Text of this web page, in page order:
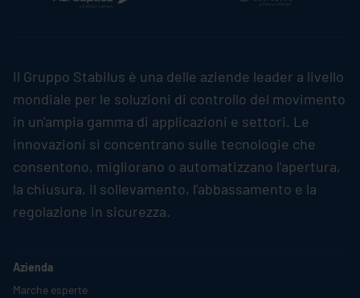
Il Gruppo Stabilus è una delle aziende leader a livello
mondiale per le soluzioni di controllo del movimento
in un'ampia gamma di applicazioni e settori. Le
innovazioni si concentrano sulle tecnologie che
consentono, migliorano o automatizzano l'apertura,
la chiusura, il sollevamento, l'abbassamento e la
regolazione in sicurezza.
Azienda
Marche esperte